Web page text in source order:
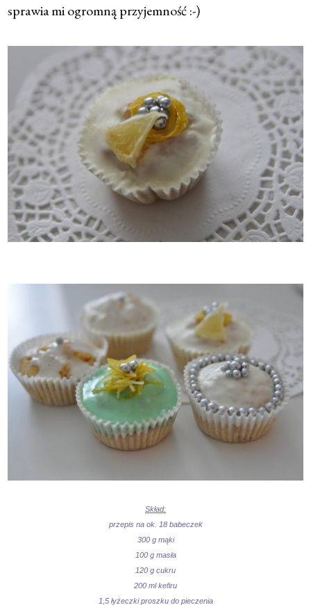
sprawia mi ogromną przyjemność :-)
Skład:
przepis na ok. 18 babeczek
300 g mąki
100 g masła
120 g cukru
200 ml kefiru
1,5 łyżeczki proszku do pieczenia